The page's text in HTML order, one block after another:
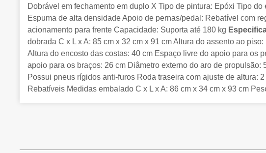
Dobrável em fechamento em duplo X Tipo de pintura: Epóxi Tipo
Espuma de alta densidade Apoio de pernas/pedal: Rebatível com
acionamento para frente Capacidade: Suporta até 180 kg
dobrada C x L x A: 85 cm x 32 cm x 91 cm Altura do assento ao
Altura do encosto das costas: 40 cm Espaço livre do apoio para os
apoio para os braços: 26 cm Diâmetro externo do aro de
Possui pneus rígidos anti-furos Roda traseira com ajuste de altura:
Rebatíveis Medidas embalado C x L x A: 86 cm x 34 cm x 93 cm